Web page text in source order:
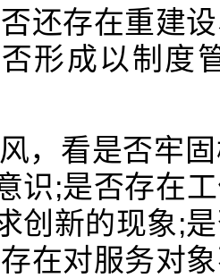
还存在重建
形成以制度
，看是否牢
识;是否存在
创新的现象;
在对服务对